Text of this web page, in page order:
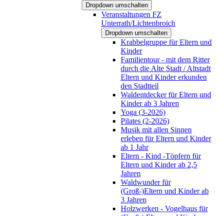
Dropdown umschalten
Veranstaltungen FZ
Unterrath/Lichtenbroich
Dropdown umschalten
Krabbelgruppe für Eltern und
Kinder
Familientour - mit dem Ritter
durch die Alte Stadt / Altstadt
Eltern und Kinder erkunden
den Stadtteil
Waldentdecker für Eltern und
Kinder ab 3 Jahren
Yoga (3-2026)
Pilates (2-2026)
Musik mit allen Sinnen
erleben für Eltern und Kinder
ab 1 Jahr
Eltern - Kind -Töpfern für
Eltern und Kinder ab 2,5
Jahren
Waldwunder für
(Groß-)Eltern und Kinder ab
3 Jahren
Holzwerken - Vogelhaus für